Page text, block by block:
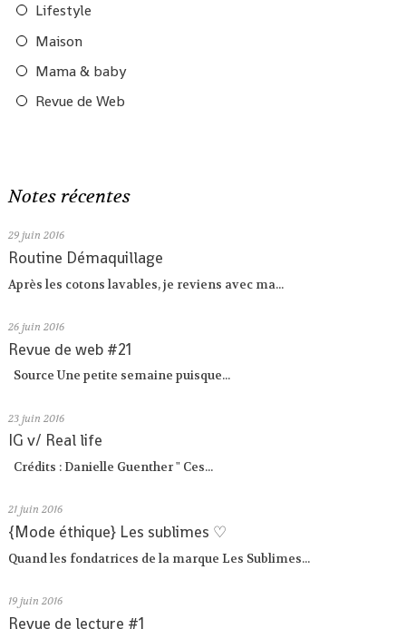
Lifestyle
Maison
Mama & baby
Revue de Web
Notes récentes
29 juin 2016
Routine Démaquillage
Après les cotons lavables, je reviens avec ma...
26 juin 2016
Revue de web #21
Source Une petite semaine puisque...
23 juin 2016
IG v/ Real life
Crédits : Danielle Guenther " Ces...
21 juin 2016
{Mode éthique} Les sublimes ♡
Quand les fondatrices de la marque Les Sublimes...
19 juin 2016
Revue de lecture #1